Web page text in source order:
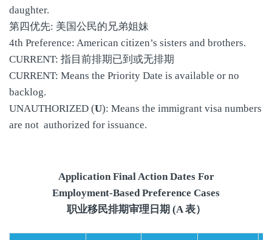
daughter.
第四优先: 美国公民的兄弟姐妹
4th Preference: American citizen’s sisters and brothers.
CURRENT: 指目前排期已到或无排期
CURRENT: Means the Priority Date is available or no
backlog.
UNAUTHORIZED (U): Means the immigrant visa numbers
are not authorized for issuance.
Application Final Action Dates For
Employment-Based Preference Cases
职业移民排期审理日期 (A 表）